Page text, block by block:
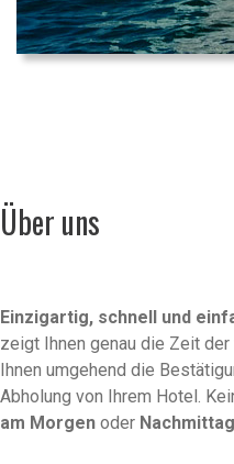
Über uns
Einzigartig, schnell und
zeigt Ihnen genau die Zeit
Ihnen umgehend die
Abholung von Ihrem Hotel.
am Morgen oder Nachmittag